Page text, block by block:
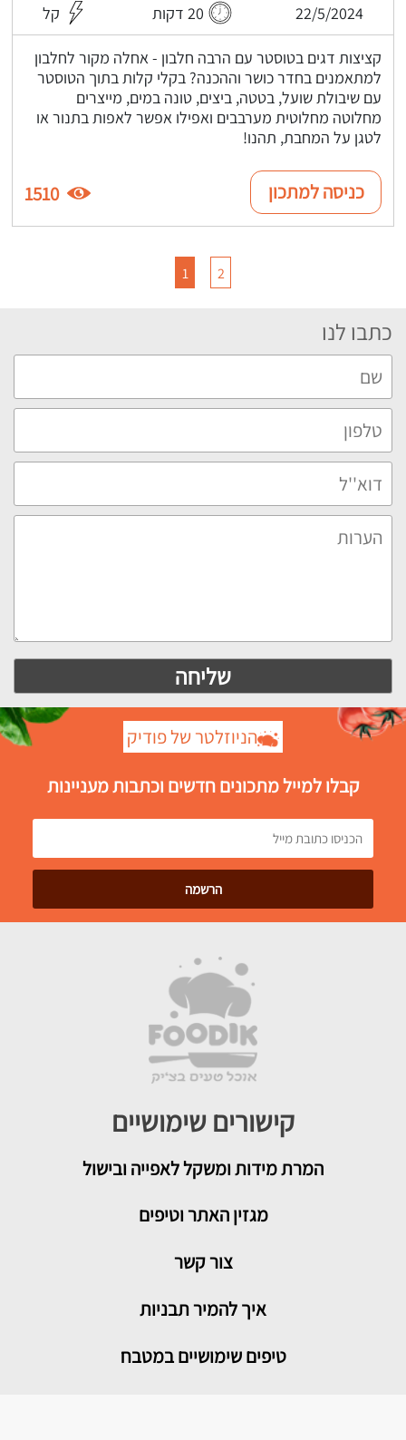
22/5/2024 20 דקות קל
קציצות דגים בטוסטר עם הרבה חלבון - אחלה מקור לחלבון
למתאמנים בחדר כושר וההכנה? בקלי קלות בתוך הטוסטר
עם שיבולת שועל, בטטה, ביצים, טונה במים, מייצרים
מחלוטה מחלוטית מערבבים ואפילו אפשר לאפות בתנור או
לטגן על המחבת, תהנו!
כניסה למתכון 1510
1 2
כתבו לנו
הניוזלטר של פודיק
קבלו למייל מתכונים חדשים וכתבות מעניינות
קישורים שימושיים
המרת מידות ומשקל לאפייה ובישול
מגזין האתר וטיפים
צור קשר
איך להמיר תבניות
טיפים שימושיים במטבח